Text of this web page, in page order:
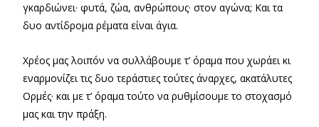
γκαρδιώνει· φυτά, ζώα, ανθρώπους· στον αγώνα; Και τα
δυο αντίδρομα ρέματα είναι άγια.
Χρέος μας λοιπόν να συλλάβουμε τ’ όραμα που χωράει κι
εναρμονίζει τις δυο τεράστιες τούτες άναρχες, ακατάλυτες
Ορμές· και με τ’ όραμα τούτο να ρυθμίσουμε το στοχασμό
μας και την πράξη.